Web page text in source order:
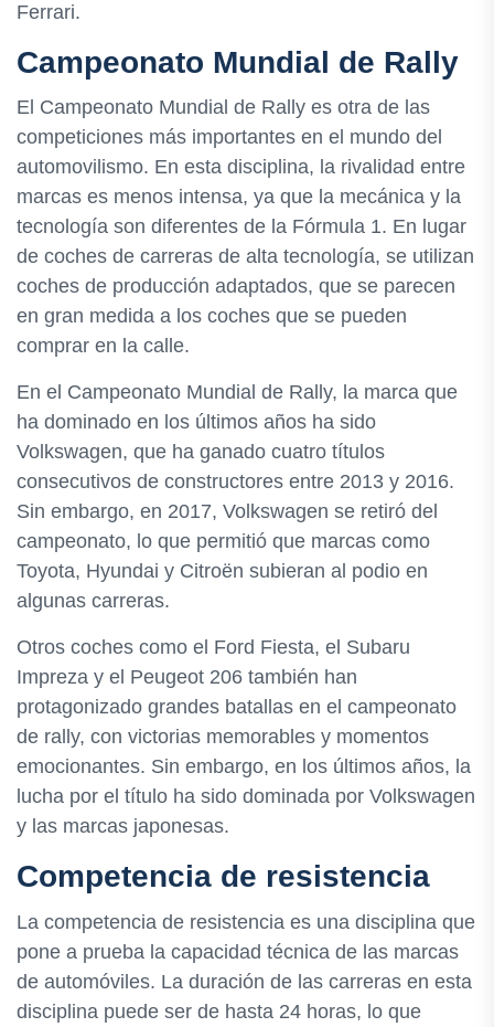
Ferrari.
Campeonato Mundial de Rally
El Campeonato Mundial de Rally es otra de las
competiciones más importantes en el mundo del
automovilismo. En esta disciplina, la rivalidad entre
marcas es menos intensa, ya que la mecánica y la
tecnología son diferentes de la Fórmula 1. En lugar
de coches de carreras de alta tecnología, se utilizan
coches de producción adaptados, que se parecen
en gran medida a los coches que se pueden
comprar en la calle.
En el Campeonato Mundial de Rally, la marca que
ha dominado en los últimos años ha sido
Volkswagen, que ha ganado cuatro títulos
consecutivos de constructores entre 2013 y 2016.
Sin embargo, en 2017, Volkswagen se retiró del
campeonato, lo que permitió que marcas como
Toyota, Hyundai y Citroën subieran al podio en
algunas carreras.
Otros coches como el Ford Fiesta, el Subaru
Impreza y el Peugeot 206 también han
protagonizado grandes batallas en el campeonato
de rally, con victorias memorables y momentos
emocionantes. Sin embargo, en los últimos años, la
lucha por el título ha sido dominada por Volkswagen
y las marcas japonesas.
Competencia de resistencia
La competencia de resistencia es una disciplina que
pone a prueba la capacidad técnica de las marcas
de automóviles. La duración de las carreras en esta
disciplina puede ser de hasta 24 horas, lo que